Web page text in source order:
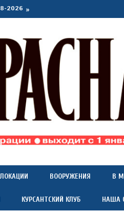
2026
ВООРУЖЕНИЯ В
КУРСАНТСКИЙ КЛУБ НАША